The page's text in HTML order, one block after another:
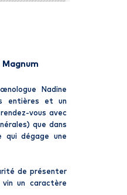
Magnum
Nadine
entières et un
vous avec
que dans
qui dégage une
de présenter
un caractère